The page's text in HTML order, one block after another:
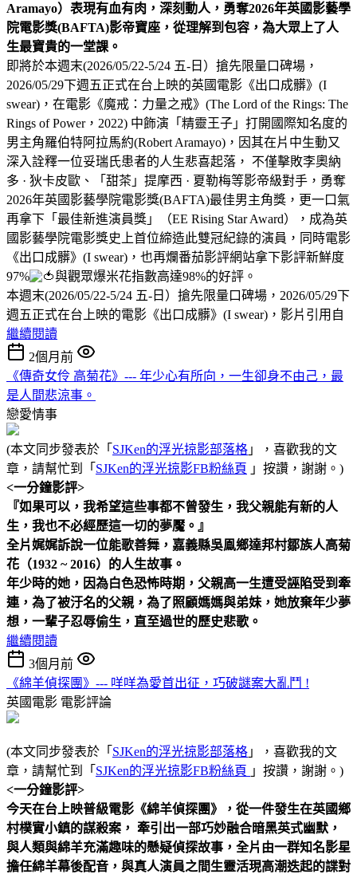
Aramayo）表現有血有肉，深刻動人，勇奪2026年英國影藝學
院電影獎(BAFTA)影帝寶座，從理解到包容，為大眾上了人
生最寶貴的一堂課。
即將於本週末(2026/05/22-5/24 五-日）搶先限量口碑場，
2026/05/29下週五正式在台上映的英國電影《出口成髒》(I
swear)，在電影《魔戒：力量之戒》(The Lord of the Rings: The
Rings of Power，2022) 中飾演「精靈王子」打開國際知名度的
男主角羅伯特阿拉馬約(Robert Aramayo)，因其在片中生動又
深入詮釋一位妥瑞氏患者的人生悲喜起落， 不僅擊敗李奧納
多 · 狄卡皮歐、「甜茶」提摩西 · 夏勒梅等影帝級對手，勇奪
2026年英國影藝學院電影獎(BAFTA)最佳男主角獎，更一口氣
再拿下「最佳新進演員獎」（EE Rising Star Award），成為英
國影藝學院電影獎史上首位締造此雙冠紀錄的演員，同時電影
《出口成髒》(I swear)，也再爛番茄影評網站拿下影評新鮮度
97%
與觀眾爆米花指數高達98%的好評。
本週末(2026/05/22-5/24 五-日）搶先限量口碑場，2026/05/29下
週五正式在台上映的電影《出口成髒》(I swear)，影片引用自
繼續閱讀
2個月前
《傳奇女伶 高菊花》--- 年少心有所向，一生卻身不由己，最
是人間悲涼事。
戀愛情事
(本文同步發表於「 SJKen的浮光掠影部落格 」，喜歡我的文
章，請幫忙到「 SJKen的浮光掠影FB粉絲頁 」按讚，謝謝。)
<一分鐘影評>
『如果可以，我希望這些事都不曾發生，我父親能有新的人
生，我也不必經歷這一切的夢魘。』
全片娓娓訴說一位能歌善舞，嘉義縣吳鳯鄉達邦村鄒族人高菊
花（1932 ~ 2016）的人生故事。
年少時的她，因為白色恐怖時期，父親高一生遭受誣陷受到牽
連，為了被汙名的父親，為了照顧媽媽與弟妹，她放棄年少夢
想，一輩子忍辱偷生，直至過世的歷史悲歌。
繼續閱讀
3個月前
《綿羊偵探團》--- 咩咩為愛首出征，巧破謎案大亂鬥 !
英國電影 電影評論
(本文同步發表於「 SJKen的浮光掠影部落格 」，喜歡我的文
章，請幫忙到「 SJKen的浮光掠影FB粉絲頁 」按讚，謝謝。)
<一分鐘影評>
今天在台上映普級電影《綿羊偵探團》，從一件發生在英國鄉
村樸實小鎮的謀殺案， 牽引出一部巧妙融合暗黑英式幽默，
與人類與綿羊充滿趣味的懸疑偵探故事，全片由一群知名影星
擔任綿羊幕後配音，與真人演員之間生靈活現高潮迭起的諜對